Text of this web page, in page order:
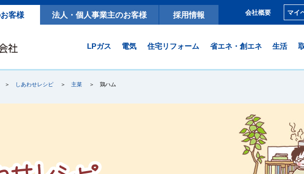
客様 法人・個人事業主のお客様 採用情報 会社概要 マイ
LPガス 電気 住宅リフォーム 省エネ・創エネ 生活
しあわせレシピ 主菜 鶏ハム